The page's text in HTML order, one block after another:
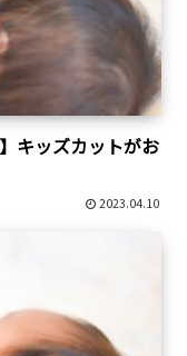
キッズカットがお
2023.04.10